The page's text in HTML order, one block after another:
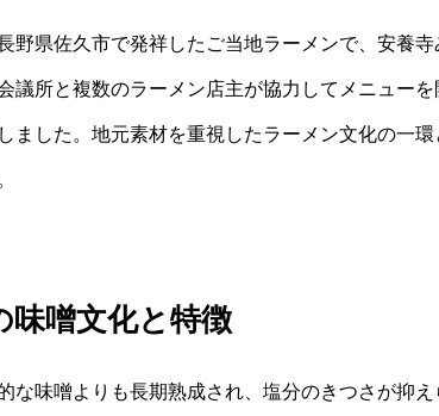
野県佐久市で発祥したご当地ラーメンで、安養
議所と複数のラーメン店主が協力してメニュー
ました。地元素材を重視したラーメン文化の一
味噌文化と特徴
な味噌よりも長期熟成され、塩分のきつさが抑